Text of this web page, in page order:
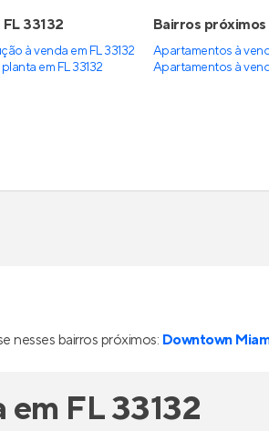
33132
à venda em FL 33132
em FL 33132
Bairros próximos
Apartamentos à
Apartamentos à
nesses bairros próximos: Downtown
FL 33132